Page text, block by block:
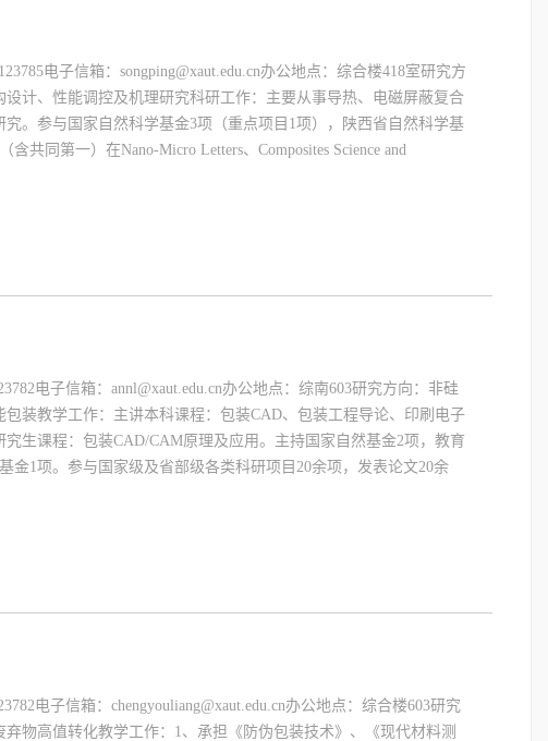
电子信箱：songping@xaut.edu.cn办公地点：综合楼418室研究方
计、性能调控及机理研究科研工作：主要从事导热、电磁屏蔽复合
。参与国家自然科学基金3项（重点项目1项），陕西省自然科学基
共同第一）在Nano-Micro Letters、Composites Science and
电子信箱：annl@xaut.edu.cn办公地点：综南603研究方向：非硅
装教学工作：主讲本科课程：包装CAD、包装工程导论、印刷电子
生课程：包装CAD/CAM原理及应用。主持国家自然基金2项，教育
金1项。参与国家级及省部级各类科研项目20余项，发表论文20余
电子信箱：chengyouliang@xaut.edu.cn办公地点：综合楼603研究
物高值转化教学工作：1、承担《防伪包装技术》、《现代材料测